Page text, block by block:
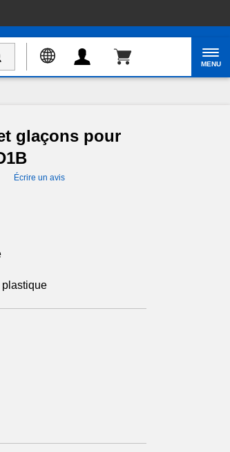
MENU
glaçons pour
Écrire un avis